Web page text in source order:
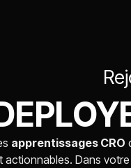
apprentissages CRO
actionnables. Dans